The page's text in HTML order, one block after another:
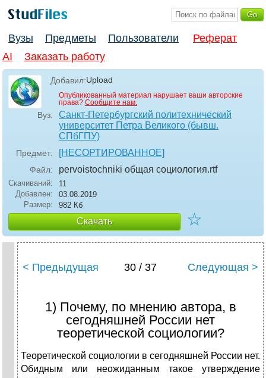
Вузы Предметы Пользователи
Реферат
AI
Заказать работу
Добавил:Upload
Опубликованный материал нарушает ваши авторские
права? Сообщите нам.
Вуз:
Санкт-Петербургский политехнический
университет Петра Великого (бывш.
СПбГПУ)
Предмет: [НЕСОРТИРОВАННОЕ]
Файл: pervoistochniki общая социология.rtf
Скачиваний:
11
Добавлен:
03.08.2019
Размер:
982 Кб
Скачать ☆
< Предыдущая 30 / 37 Следующая >
1) Почему, по мнению автора, в
сегодняшней России нет
теоретической социологии?
Теоретической социологии в сегодняшней России нет.
Обидным или неожиданным такое утверждение